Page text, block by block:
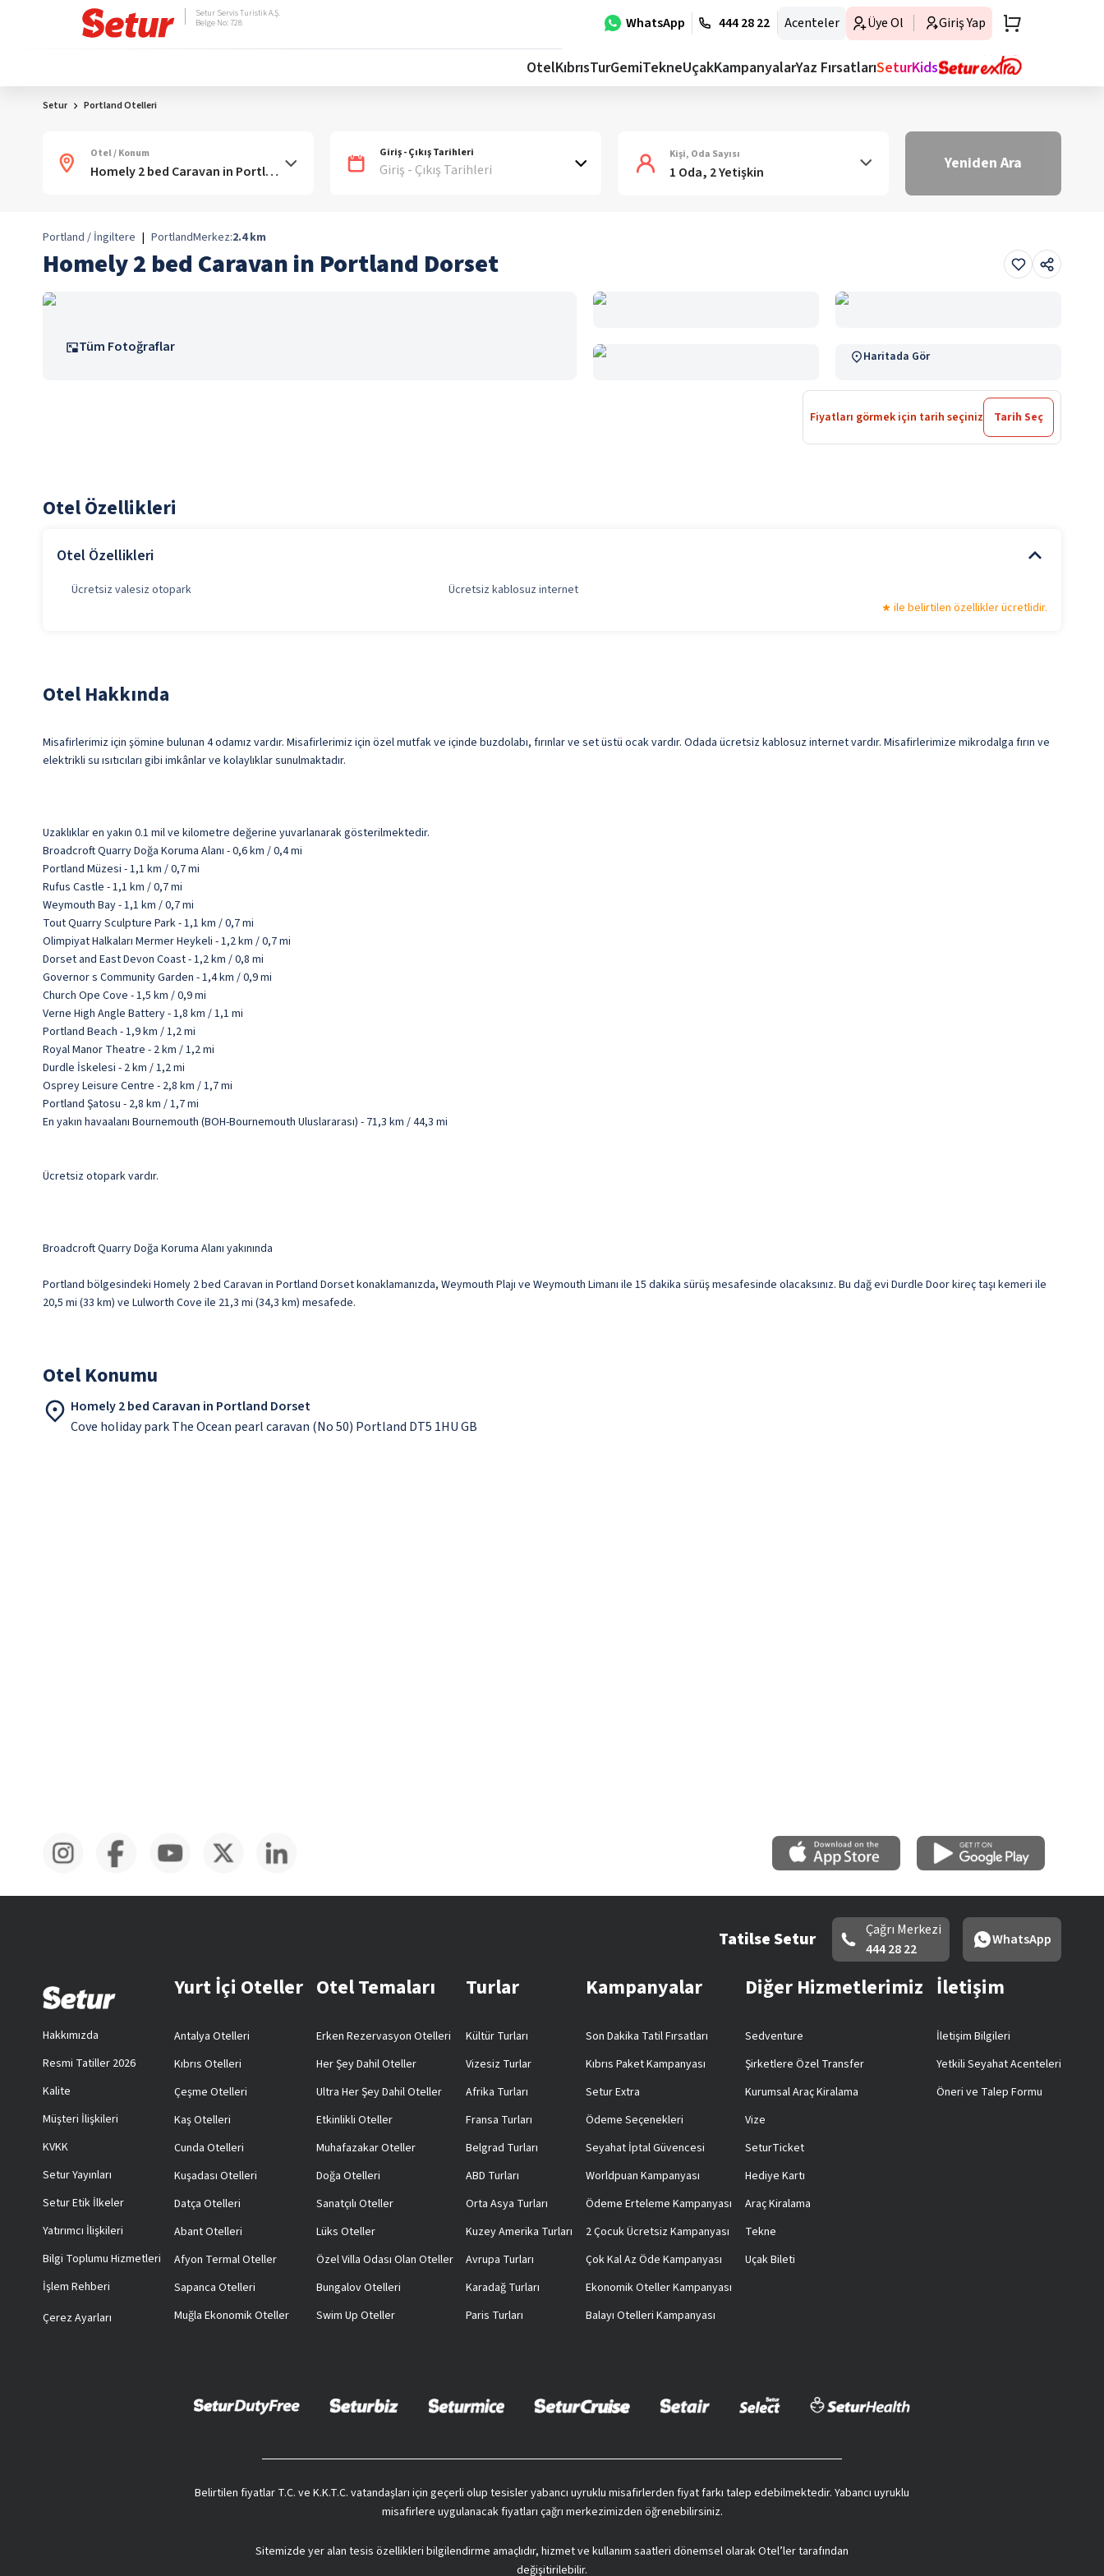
WhatsApp 444 28 22 Acenteler Üye Ol Giriş Yap
Setur Servis Turistik A.Ş.
Belge No: 728
OtelKıbrısTurGemiTekneUçakKampanyalarYaz FırsatlarıSeturKids
Setur Portland Otelleri
Otel / Konum Giriş - Çıkış Tarihleri
Giriş - Çıkış Tarihleri
Kişi, Oda Sayısı
1 Oda, 2 Yetişkin Yeniden Ara
Portland / İngiltere | PortlandMerkez:2.4 km
Homely 2 bed Caravan in Portland Dorset
Tüm Fotoğraflar
Haritada Gör
Fiyatları görmek için tarih seçiniz Tarih Seç
Otel Özellikleri
Otel Özellikleri
Ücretsiz valesiz otopark
Ücretsiz kablosuz internet
ile belirtilen özellikler ücretlidir.
Otel Hakkında
Misafirlerimiz için şömine bulunan 4 odamız vardır. Misafirlerimiz için özel mutfak ve içinde buzdolabı, fırınlar ve set üstü ocak vardır. Odada ücretsiz kablosuz internet vardır. Misafirlerimize mikrodalga fırın ve
elektrikli su ısıtıcıları gibi imkânlar ve kolaylıklar sunulmaktadır.
Uzaklıklar en yakın 0.1 mil ve kilometre değerine yuvarlanarak gösterilmektedir.
Broadcroft Quarry Doğa Koruma Alanı - 0,6 km / 0,4 mi
Portland Müzesi - 1,1 km / 0,7 mi
Rufus Castle - 1,1 km / 0,7 mi
Weymouth Bay - 1,1 km / 0,7 mi
Tout Quarry Sculpture Park - 1,1 km / 0,7 mi
Olimpiyat Halkaları Mermer Heykeli - 1,2 km / 0,7 mi
Dorset and East Devon Coast - 1,2 km / 0,8 mi
Governor s Community Garden - 1,4 km / 0,9 mi
Church Ope Cove - 1,5 km / 0,9 mi
Verne High Angle Battery - 1,8 km / 1,1 mi
Portland Beach - 1,9 km / 1,2 mi
Royal Manor Theatre - 2 km / 1,2 mi
Durdle İskelesi - 2 km / 1,2 mi
Osprey Leisure Centre - 2,8 km / 1,7 mi
Portland Şatosu - 2,8 km / 1,7 mi
En yakın havaalanı Bournemouth (BOH-Bournemouth Uluslararası) - 71,3 km / 44,3 mi
Ücretsiz otopark vardır.
Broadcroft Quarry Doğa Koruma Alanı yakınında
Portland bölgesindeki Homely 2 bed Caravan in Portland Dorset konaklamanızda, Weymouth Plajı ve Weymouth Limanı ile 15 dakika sürüş mesafesinde olacaksınız. Bu dağ evi Durdle Door kireç taşı kemeri ile
20,5 mi (33 km) ve Lulworth Cove ile 21,3 mi (34,3 km) mesafede.
Otel Konumu
Homely 2 bed Caravan in Portland Dorset
Cove holiday park The Ocean pearl caravan (No 50) Portland DT5 1HU GB
Tatilse Setur
Çağrı Merkezi
444 28 22
WhatsApp
Hakkımızda
Resmi Tatiller 2026
Kalite
Müşteri İlişkileri
KVKK
Setur Yayınları
Setur Etik İlkeler
Yatırımcı İlişkileri
Bilgi Toplumu Hizmetleri
İşlem Rehberi
Çerez Ayarları
Yurt İçi Oteller
Antalya Otelleri
Kıbrıs Otelleri
Çeşme Otelleri
Kaş Otelleri
Cunda Otelleri
Kuşadası Otelleri
Datça Otelleri
Abant Otelleri
Afyon Termal Oteller
Sapanca Otelleri
Muğla Ekonomik Oteller
Otel Temaları
Erken Rezervasyon Otelleri
Her Şey Dahil Oteller
Ultra Her Şey Dahil Oteller
Etkinlikli Oteller
Muhafazakar Oteller
Doğa Otelleri
Sanatçılı Oteller
Lüks Oteller
Özel Villa Odası Olan Oteller
Bungalov Otelleri
Swim Up Oteller
Turlar
Kültür Turları
Vizesiz Turlar
Afrika Turları
Fransa Turları
Belgrad Turları
ABD Turları
Orta Asya Turları
Kuzey Amerika Turları
Avrupa Turları
Karadağ Turları
Paris Turları
Kampanyalar
Son Dakika Tatil Fırsatları
Kıbrıs Paket Kampanyası
Setur Extra
Ödeme Seçenekleri
Seyahat İptal Güvencesi
Worldpuan Kampanyası
Ödeme Erteleme Kampanyası
2 Çocuk Ücretsiz Kampanyası
Çok Kal Az Öde Kampanyası
Ekonomik Oteller Kampanyası
Balayı Otelleri Kampanyası
Diğer Hizmetlerimiz
Sedventure
Şirketlere Özel Transfer
Kurumsal Araç Kiralama
Vize
SeturTicket
Hediye Kartı
Araç Kiralama
Tekne
Uçak Bileti
İletişim
İletişim Bilgileri
Yetkili Seyahat Acenteleri
Öneri ve Talep Formu
Belirtilen fiyatlar T.C. ve K.K.T.C. vatandaşları için geçerli olup tesisler yabancı uyruklu misafirlerden fiyat farkı talep edebilmektedir. Yabancı uyruklu
misafirlere uygulanacak fiyatları çağrı merkezimizden öğrenebilirsiniz.
Sitemizde yer alan tesis özellikleri bilgilendirme amaçlıdır, hizmet ve kullanım saatleri dönemsel olarak Otel’ler tarafından
değişitirilebilir.